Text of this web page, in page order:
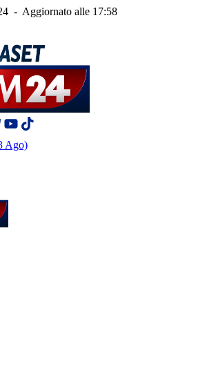
- Aggiornato alle 17:58
Ago)